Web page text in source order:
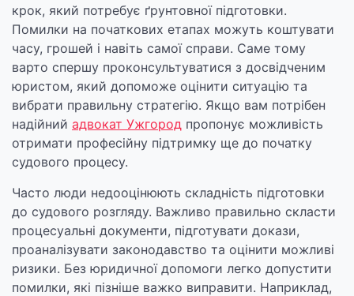
крок, який потребує ґрунтовної підготовки.
Помилки на початкових етапах можуть коштувати
часу, грошей і навіть самої справи. Саме тому
варто спершу проконсультуватися з досвідченим
юристом, який допоможе оцінити ситуацію та
вибрати правильну стратегію. Якщо вам потрібен
надійний адвокат Ужгород пропонує можливість
отримати професійну підтримку ще до початку
судового процесу.
Часто люди недооцінюють складність підготовки
до судового розгляду. Важливо правильно скласти
процесуальні документи, підготувати докази,
проаналізувати законодавство та оцінити можливі
ризики. Без юридичної допомоги легко допустити
помилки, які пізніше важко виправити. Наприклад,